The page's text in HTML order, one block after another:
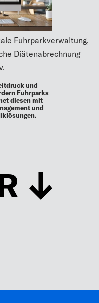
Fuhrparkverwaltung,
Diätenabrechnung
und
Fuhrparks
diesen mit
und